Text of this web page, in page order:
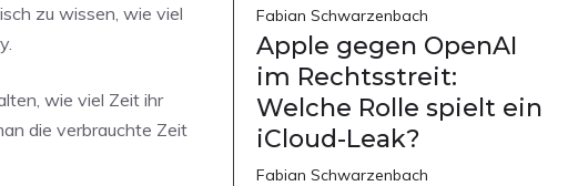
zu wissen, wie viel
wie viel Zeit ihr
die verbrauchte Zeit
Fabian Schwarzenbach
Apple gegen OpenAI
im Rechtsstreit:
Welche Rolle spielt ein
iCloud-Leak?
Fabian Schwarzenbach